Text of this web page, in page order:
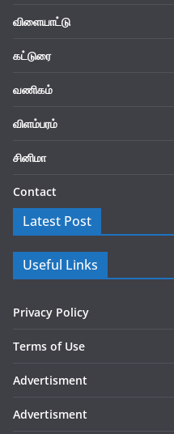
விளையாட்டு
கட்டுரை
வணிகம்
விளம்பரம்
சினிமா
Contact
Latest Post
Useful Links
Privacy Policy
Terms of Use
Advertisment
Advertisment